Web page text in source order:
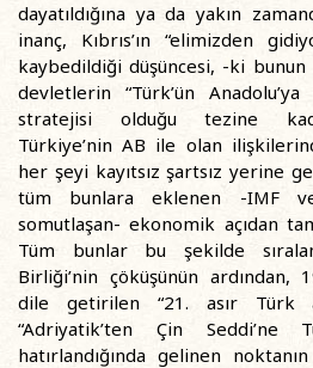
dayatıldığına ya da yakın
inanç, Kıbrıs’ın “elimizden
kaybedildiği düşüncesi, -ki bunun
devletlerin “Türk’ün
stratejisi olduğu tezine
Türkiye’nin AB ile olan
her şeyi kayıtsız şartsız yerine
tüm bunlara eklenen -IMF ve
somutlaşan- ekonomik açıdan
Tüm bunlar bu şekilde
Birliği’nin çöküşünün ardından,
dile getirilen “21. asır Türk
“Adriyatik’ten Çin Seddi’ne
hatırlandığında gelinen